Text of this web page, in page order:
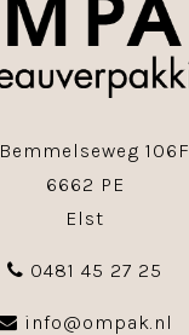
Bemmelseweg 106F
6662 PE
Elst
0481 45 27 25
info@ompak.nl